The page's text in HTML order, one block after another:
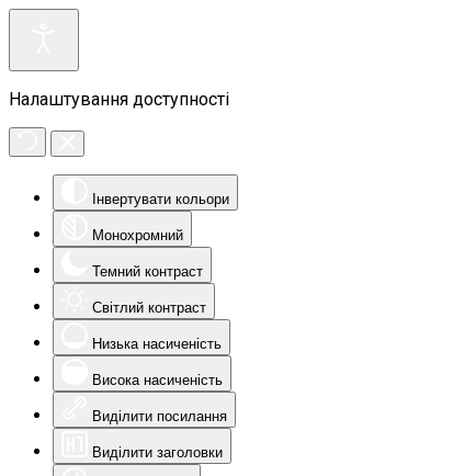
Налаштування доступності
Інвертувати кольори
Монохромний
Темний контраст
Світлий контраст
Низька насиченість
Висока насиченість
Виділити посилання
Виділити заголовки